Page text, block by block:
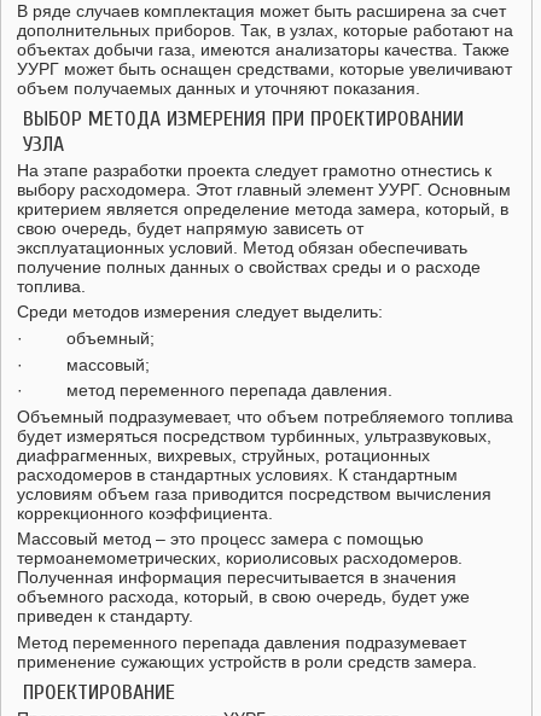
В ряде случаев комплектация может быть расширена за счет
дополнительных приборов. Так, в узлах, которые работают на
объектах добычи газа, имеются анализаторы качества. Также
УУРГ может быть оснащен средствами, которые увеличивают
объем получаемых данных и уточняют показания.
ВЫБОР МЕТОДА ИЗМЕРЕНИЯ ПРИ ПРОЕКТИРОВАНИИ
УЗЛА
На этапе разработки проекта следует грамотно отнестись к
выбору расходомера. Этот главный элемент УУРГ. Основным
критерием является определение метода замера, который, в
свою очередь, будет напрямую зависеть от
эксплуатационных условий. Метод обязан обеспечивать
получение полных данных о свойствах среды и о расходе
топлива.
Среди методов измерения следует выделить:
· объемный;
· массовый;
· метод переменного перепада давления.
Объемный подразумевает, что объем потребляемого топлива
будет измеряться посредством турбинных, ультразвуковых,
диафрагменных, вихревых, струйных, ротационных
расходомеров в стандартных условиях. К стандартным
условиям объем газа приводится посредством вычисления
коррекционного коэффициента.
Массовый метод – это процесс замера с помощью
термоанемометрических, кориолисовых расходомеров.
Полученная информация пересчитывается в значения
объемного расхода, который, в свою очередь, будет уже
приведен к стандарту.
Метод переменного перепада давления подразумевает
применение сужающих устройств в роли средств замера.
ПРОЕКТИРОВАНИЕ